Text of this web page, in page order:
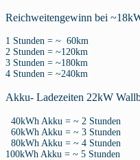
Reichweitengewinn bei
1 Stunden = ~ 60km
2 Stunden = ~120km
3 Stunden = ~180km
4 Stunden = ~240km
Akku- Ladezeiten 22kW
40kWh Akku = ~ 2 Stunden
60kWh Akku = ~ 3 Stunden
80kWh Akku = ~ 4 Stunden
100kWh Akku = ~ 5 Stunden